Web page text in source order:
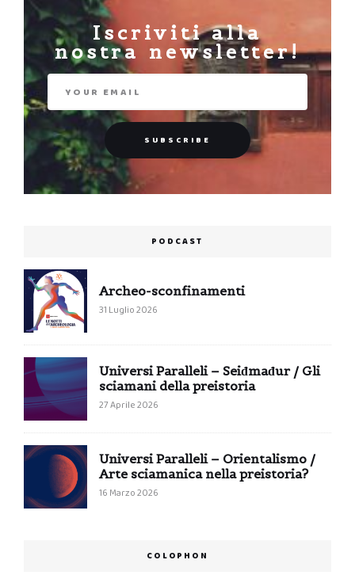
Iscriviti alla
nostra newsletter!
PODCAST
Archeo-sconfinamenti
31 Luglio 2026
Universi Paralleli – Seiđmađur / Gli
sciamani della preistoria
27 Aprile 2026
Universi Paralleli – Orientalismo /
Arte sciamanica nella preistoria?
16 Marzo 2026
COLOPHON